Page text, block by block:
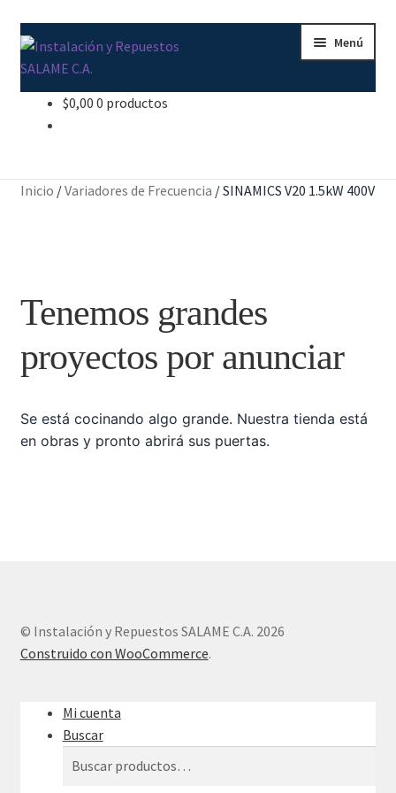
Ir
a
la
navegación
Ir
al
contenido
Menú
Finalizar compra
Mi cuenta
Sample Page
$0,00 0 productos
Inicio /Variadores de Frecuencia /SINAMICS V20 1.5kW 400V
Tenemos grandes
proyectos por anunciar
Se está cocinando algo grande. Nuestra tienda está
en obras y pronto abrirá sus puertas.
© Instalación y Repuestos SALAME C.A. 2026
Construido con WooCommerce.
Mi cuenta
Buscar